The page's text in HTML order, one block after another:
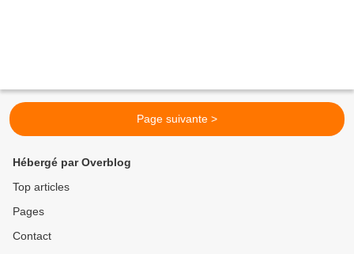
Page suivante >
Hébergé par Overblog
Top articles
Pages
Contact